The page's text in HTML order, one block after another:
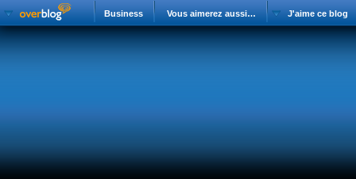
Business Vous aimerez aussi… J'aime ce blog